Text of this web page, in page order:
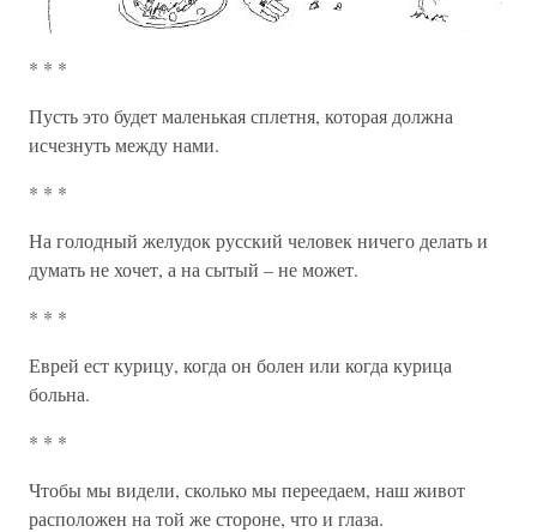
* * *
Пусть это будет маленькая сплетня, которая должна
исчезнуть между нами.
* * *
На голодный желудок русский человек ничего делать и
думать не хочет, а на сытый – не может.
* * *
Еврей ест курицу, когда он болен или когда курица
больна.
* * *
Чтобы мы видели, сколько мы переедаем, наш живот
расположен на той же стороне, что и глаза.